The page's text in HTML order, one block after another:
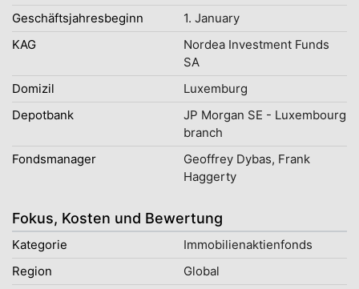
Geschäftsjahresbeginn
1. January
KAG
Nordea Investment Funds
SA
Domizil
Luxemburg
Depotbank
JP Morgan SE - Luxembourg
branch
Fondsmanager
Geoffrey Dybas, Frank
Haggerty
Fokus, Kosten und Bewertung
Kategorie
Immobilienaktienfonds
Region
Global